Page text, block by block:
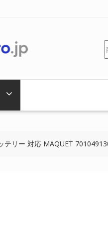
テリー 対応 MAQUET